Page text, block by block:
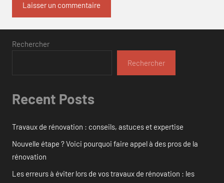
Rechercher
Rechercher
Recent Posts
Travaux de rénovation : conseils, astuces et expertise
Nouvelle étape ? Voici pourquoi faire appel à des pros de la
rénovation
Les erreurs à éviter lors de vos travaux de rénovation : les